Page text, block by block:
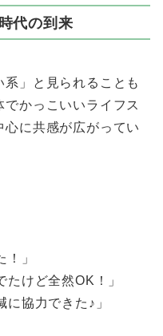
代の到来
」と見られることも
かっこいいライフス
心に共感が広がってい
」
けど全然OK！」
協力できた♪」